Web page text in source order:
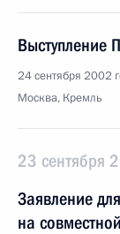
Выступление
24 сентября 2002
Москва, Кремль
23 сентября
Заявление
на